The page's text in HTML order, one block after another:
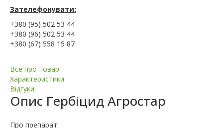
Зателефонувати:
+380 (95) 502 53 44
+380 (96) 502 53 44
+380 (67) 558 15 87
Все про товар
Характеристики
Відгуки
Опис Гербіцид Агростар
Про препарат: